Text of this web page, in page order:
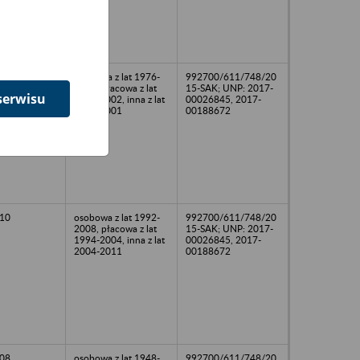
osobowa z lat 1976-
2003, płacowa z lat
1980-2002, inna z lat
1980-2001
992700/611/748/20
15-SAK; UNP: 2017-
00026845, 2017-
00188672
osobowa z lat 1992-
2008, płacowa z lat
1994-2004, inna z lat
2004-2011
992700/611/748/20
15-SAK; UNP: 2017-
00026845, 2017-
00188672